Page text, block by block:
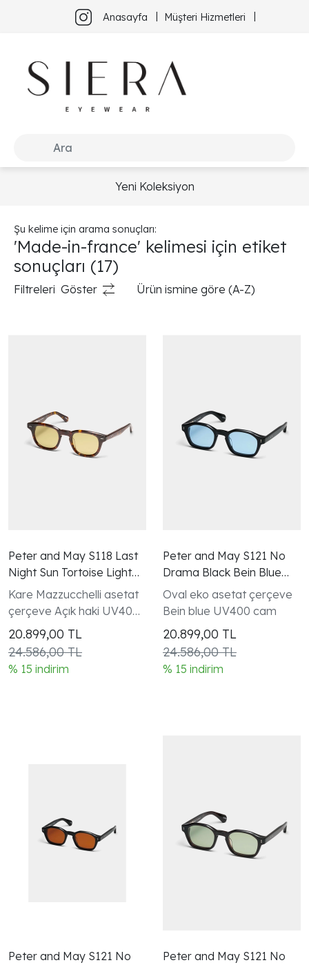
Anasayfa Müşteri Hizmetleri
Yeni Koleksiyon
Şu kelime için arama sonuçları:
'Made-in-france' kelimesi için etiket
sonuçları (17)
Filtreleri Göster Ürün ismine göre (A-Z)
Peter and May S118 Last
Night Sun Tortoise Light
Khaki Güneş Gözlüğü
Kare Mazzucchelli asetat
çerçeve Açık haki UV400
cam
20.899,00 TL
24.586,00 TL
% 15 indirim
Peter and May S121 No
Drama Black Bein Blue
Güneş Gözlüğü
Oval eko asetat çerçeve
Bein blue UV400 cam
20.899,00 TL
24.586,00 TL
% 15 indirim
Peter and May S121 No
Peter and May S121 No